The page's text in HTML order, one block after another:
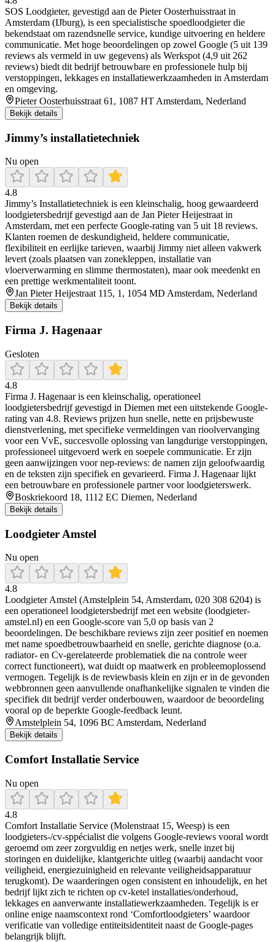
SOS Loodgieter, gevestigd aan de Pieter Oosterhuisstraat in
Amsterdam (IJburg), is een specialistische spoedloodgieter die
bekendstaat om razendsnelle service, kundige uitvoering en heldere
communicatie. Met hoge beoordelingen op zowel Google (5 uit 139
reviews als vermeld in uw gegevens) als Werkspot (4,9 uit 262
reviews) biedt dit bedrijf betrouwbare en professionele hulp bij
verstoppingen, lekkages en installatiewerkzaamheden in Amsterdam
en omgeving.
Pieter Oosterhuisstraat 61, 1087 HT Amsterdam, Nederland
Bekijk details
Jimmy’s installatietechniek
Nu open
4.8
Jimmy’s Installatietechniek is een kleinschalig, hoog gewaardeerd
loodgietersbedrijf gevestigd aan de Jan Pieter Heijestraat in
Amsterdam, met een perfecte Google-rating van 5 uit 18 reviews.
Klanten roemen de deskundigheid, heldere communicatie,
flexibiliteit en eerlijke tarieven, waarbij Jimmy niet alleen vakwerk
levert (zoals plaatsen van zonekleppen, installatie van
vloerverwarming en slimme thermostaten), maar ook meedenkt en
een prettige werkmentaliteit toont.
Jan Pieter Heijestraat 115, 1, 1054 MD Amsterdam, Nederland
Bekijk details
Firma J. Hagenaar
Gesloten
4.8
Firma J. Hagenaar is een kleinschalig, operationeel
loodgietersbedrijf gevestigd in Diemen met een uitstekende Google-
rating van 4.8. Reviews prijzen hun snelle, nette en prijsbewuste
dienstverlening, met specifieke vermeldingen van rioolvervanging
voor een VvE, succesvolle oplossing van langdurige verstoppingen,
professioneel uitgevoerd werk en soepele communicatie. Er zijn
geen aanwijzingen voor nep‑reviews: de namen zijn geloofwaardig
en de teksten zijn specifiek en gevarieerd. Firma J. Hagenaar lijkt
een betrouwbare en professionele partner voor loodgieterswerk.
Boskriekoord 18, 1112 EC Diemen, Nederland
Bekijk details
Loodgieter Amstel
Nu open
4.8
Loodgieter Amstel (Amstelplein 54, Amsterdam, 020 308 6204) is
een operationeel loodgietersbedrijf met een website (loodgieter-
amstel.nl) en een Google-score van 5,0 op basis van 2
beoordelingen. De beschikbare reviews zijn zeer positief en noemen
met name spoedbetrouwbaarheid en snelle, gerichte diagnose (o.a.
radiator- en Cv-gerelateerde problematiek die na controle weer
correct functioneert), wat duidt op maatwerk en probleemoplossend
vermogen. Tegelijk is de reviewbasis klein en zijn er in de gevonden
webbronnen geen aanvullende onafhankelijke signalen te vinden die
specifiek dit bedrijf verder onderbouwen, waardoor de beoordeling
vooral op de beperkte Google-feedback leunt.
Amstelplein 54, 1096 BC Amsterdam, Nederland
Bekijk details
Comfort Installatie Service
Nu open
4.8
Comfort Installatie Service (Molenstraat 15, Weesp) is een
loodgieters-/cv-sppécialist die volgens Google-reviews vooral wordt
geroemd om zeer zorgvuldig en netjes werk, snelle inzet bij
storingen en duidelijke, klantgerichte uitleg (waarbij aandacht voor
veiligheid, energiezuinigheid en relevante veiligheidsapparatuur
terugkomt). De waarderingen ogen consistent en inhoudelijk, en het
bedrijf lijkt zich te richten op cv-ketel installaties/onderhoud,
lekkages en aanverwante installatiewerkzaamheden. Tegelijk is er
online enige naamscontext rond ‘Comfortloodgieters’ waardoor
verificatie van volledige entiteitsidentiteit naast de Google-pages
belangrijk blijft.